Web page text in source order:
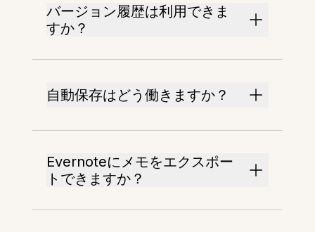
バージョン履歴は利用できま
すか？
自動保存はどう働きますか？
Evernoteにメモをエクスポー
トできますか？